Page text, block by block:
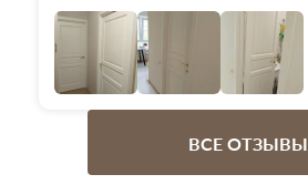
ВСЕ ОТЗЫВЫ